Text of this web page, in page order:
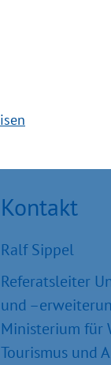
weiter auf
Dr.
Kontakt
Ralf Sippel
Referatsleiter
und
Ministerium für
Tourismus und